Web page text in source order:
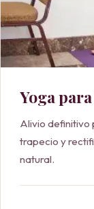
Yoga
Alivio definitivo
trapecio y
natural.